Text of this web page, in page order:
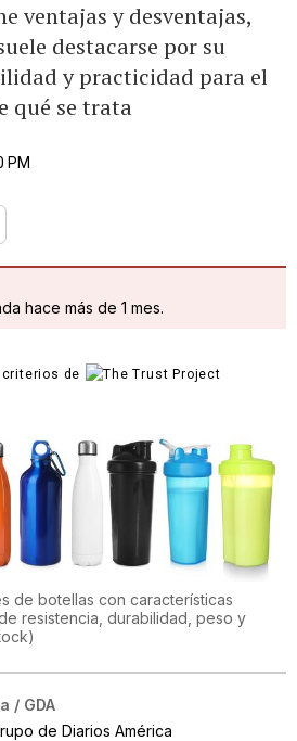
ventajas y desventajas,
destacarse por su
y practicidad para el
qué se trata
PM
hace más de 1 mes.
de
de botellas con características
resistencia, durabilidad, peso y
)
/ GDA
de Diarios América